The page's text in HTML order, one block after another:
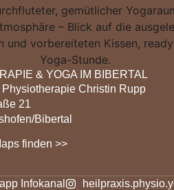
& YOGA IM BIBERTAL
Christin Rupp
21
Bibertal
finden >>
Infokanal